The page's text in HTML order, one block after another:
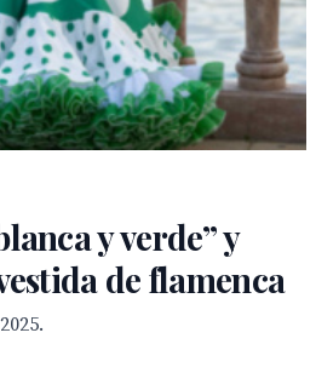
y verde” y
de flamenca